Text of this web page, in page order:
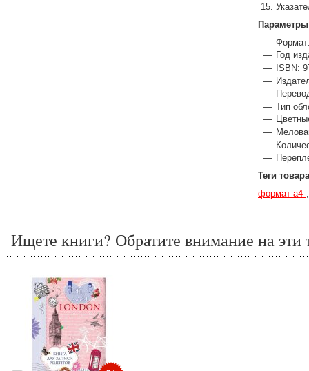
Параметры
Год
ISBN:
Тип
Теги товара
формат а4-
Ищете книги? Обратите внимание на эти